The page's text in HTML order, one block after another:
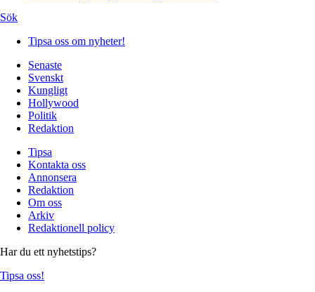
Sök
Tipsa oss om nyheter!
Senaste
Svenskt
Kungligt
Hollywood
Politik
Redaktion
Tipsa
Kontakta oss
Annonsera
Redaktion
Om oss
Arkiv
Redaktionell policy
Har du ett nyhetstips?
Tipsa oss!